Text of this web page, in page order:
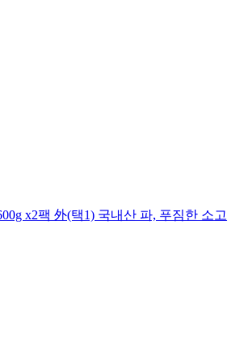
x2팩 外(택1) 국내산 파, 푸짐한 소고